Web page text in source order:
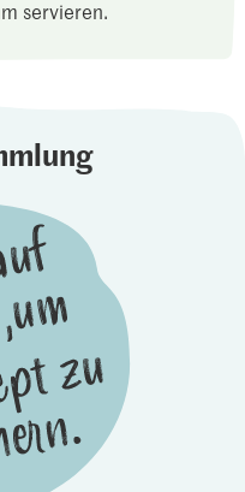
servieren.